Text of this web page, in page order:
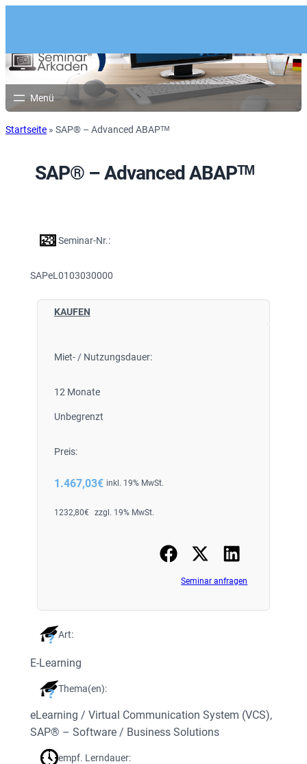
Startseite » SAP® – Advanced ABAPᵀᴹ
SAP® – Advanced ABAPᵀᴹ
Seminar-Nr.:
SAPeL0103030000
KAUFEN
Miet- / Nutzungsdauer:
12 Monate
Unbegrenzt
Preis:
1.467,03€ inkl. 19% MwSt.
1232,80€ zzgl. 19% MwSt.
Seminar anfragen
Art:
E-Learning
Thema(en):
eLearning / Virtual Communication System (VCS),
SAP® – Software / Business Solutions
empf. Lerndauer: